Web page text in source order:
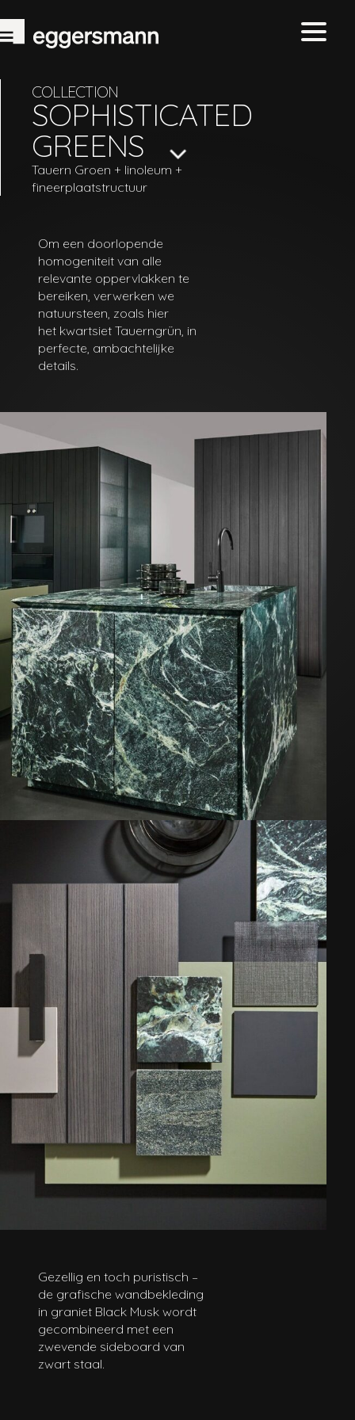
COLLECTION
SOPHISTICATED
GREENS
Tauern Groen + linoleum +
fineerplaatstructuur
Om een doorlopende
homogeniteit van alle
relevante oppervlakken te
bereiken, verwerken we
natuursteen, zoals hier
het kwartsiet Tauerngrün, in
perfecte, ambachtelijke
details.
Gezellig en toch puristisch –
de grafische wandbekleding
in graniet Black Musk wordt
gecombineerd met een
zwevende sideboard van
zwart staal.